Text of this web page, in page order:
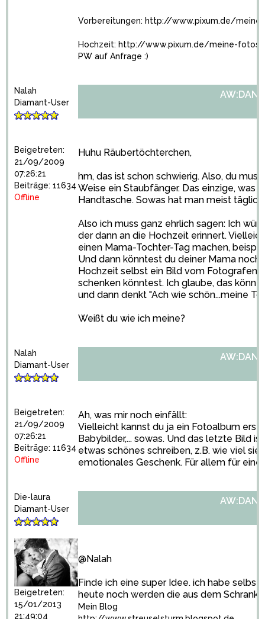
Vorbereitungen: http://www.pixum.de/
Hochzeit: http://www.pixum.de/meine-fotos/
PW auf Anfrage :)
Nalah
Diamant-User
Beigetreten:
21/09/2009
07:26:21
Beiträge: 11634
Offline
Huhu Räubertöchterchen,
hm, das ist schon schwierig. Also, du
Weise ein Staubfänger. Das einzige, was
Handtasche. Sowas hat man meist
Also ich muss ganz ehrlich sagen: Ich
der dann an die Hochzeit erinnert.
einen Mama-Tochter-Tag machen,
Und dann könntest du deiner Mama
Hochzeit selbst ein Bild vom Fotografen
schenken könntest. Ich glaube, das
und dann denkt "Ach wie schön...meine
Weißt du wie ich meine?
Nalah
Diamant-User
Beigetreten:
21/09/2009
07:26:21
Beiträge: 11634
Offline
Ah, was mir noch einfällt:
Vielleicht kannst du ja ein Fotoalbum
Babybilder,... sowas. Und das letzte Bild
etwas schönes schreiben, z.B. wie viel
emotionales Geschenk. Für allem für eine
Die-laura
Diamant-User
Beigetreten:
15/01/2013
21:49:04
@Nalah
Finde ich eine super Idee. ich habe
heute noch werden die aus dem Schrank
Mein Blog